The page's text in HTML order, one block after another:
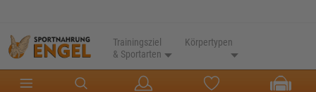
Trainingsziel
& Sportarten
Körpertypen